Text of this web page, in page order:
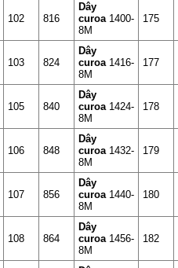
102 816
Dây
curoa 1400-
8M
175
103 824
Dây
curoa 1416-
8M
177
105 840
Dây
curoa 1424-
8M
178
106 848
Dây
curoa 1432-
8M
179
107 856
Dây
curoa 1440-
8M
180
108 864
Dây
curoa 1456-
8M
182